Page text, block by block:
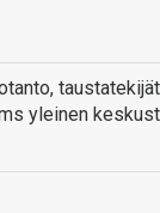
yleinen